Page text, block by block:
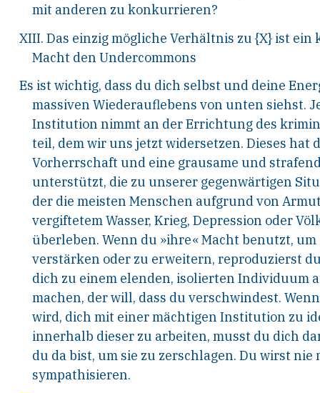
mit anderen zu konkurrieren?
XIII. Das einzig mögliche Verhältnis zu {X} ist
Macht den Undercommons
Es ist wichtig, dass du dich selbst und deine
massiven Wiederauflebens von unten siehst.
Institution nimmt an der Errichtung des
teil, dem wir uns jetzt widersetzen. Dieses hat
Vorherrschaft und eine grausame und
unterstützt, die zu unserer gegenwärtigen
der die meisten Menschen aufgrund von
vergiftetem Wasser, Krieg, Depression oder
überleben. Wenn du »ihre« Macht benutzt,
verstärken oder zu erweitern, reproduzierst
dich zu einem elenden, isolierten Individuum
machen, der will, dass du verschwindest.
wird, dich mit einer mächtigen Institution zu
innerhalb dieser zu arbeiten, musst du dich
du da bist, um sie zu zerschlagen. Du wirst nie
sympathisieren.